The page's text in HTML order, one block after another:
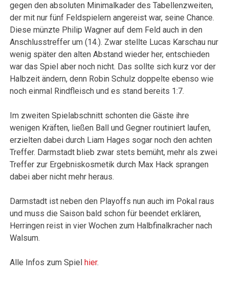
gegen den absoluten Minimalkader des Tabellenzweiten,
der mit nur fünf Feldspielern angereist war, seine Chance.
Diese münzte Philip Wagner auf dem Feld auch in den
Anschlusstreffer um (14.). Zwar stellte Lucas Karschau nur
wenig später den alten Abstand wieder her, entschieden
war das Spiel aber noch nicht. Das sollte sich kurz vor der
Halbzeit ändern, denn Robin Schulz doppelte ebenso wie
noch einmal Rindfleisch und es stand bereits 1:7.
Im zweiten Spielabschnitt schonten die Gäste ihre
wenigen Kräften, ließen Ball und Gegner routiniert laufen,
erzielten dabei durch Liam Hages sogar noch den achten
Treffer. Darmstadt blieb zwar stets bemüht, mehr als zwei
Treffer zur Ergebniskosmetik durch Max Hack sprangen
dabei aber nicht mehr heraus.
Darmstadt ist neben den Playoffs nun auch im Pokal raus
und muss die Saison bald schon für beendet erklären,
Herringen reist in vier Wochen zum Halbfinalkracher nach
Walsum.
Alle Infos zum Spiel hier.